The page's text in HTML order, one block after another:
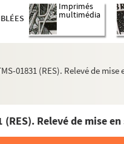
Imprimés
multimédia
01831 (RES). Relevé de mise
Relevé de mise en
fils. Un père prodigue :
Périclès, prince de
perle chez des huitres :
Frédéric-Adolphe
Perses : tragédie. Traduction